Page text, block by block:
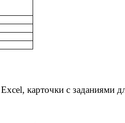
карточки с заданиями